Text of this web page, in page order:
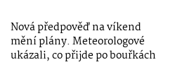
Nová předpověď na víkend
mění plány. Meteorologové
ukázali, co přijde po bouřkách